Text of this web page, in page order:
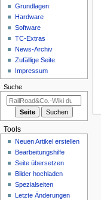
i
o
m
Grundlagen
Hardware
Software
TC-Extras
News-Archiv
Zufällige Seite
Impressum
Suche
Tools
Neuen Artikel erstellen
Bearbeitungshilfe
Seite übersetzen
Bilder hochladen
Spezialseiten
Letzte Änderungen